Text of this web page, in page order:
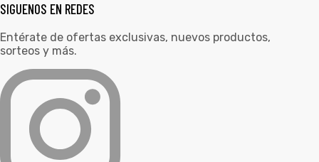
SIGUENOS EN REDES
Entérate de ofertas exclusivas, nuevos productos,
sorteos y más.